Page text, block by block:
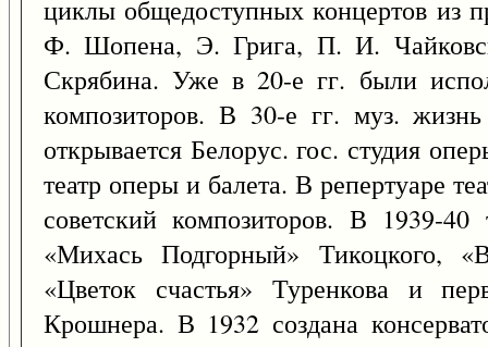
циклы общедоступных концертов из
Ф. Шопена, Э. Грига, П. И.
Скрябина. Уже в 20-е гг. были
композиторов. В 30-е гг. муз.
открывается Белорус. гос. студия
театр оперы и балета. В репертуаре
советский композиторов. В 1939-
«Михась Подгорный» Тикоцкого,
«Цветок счастья» Туренкова и
Крошнера. В 1932 создана